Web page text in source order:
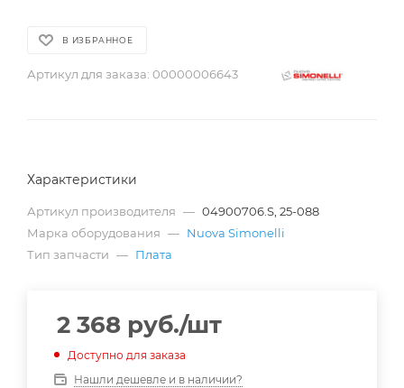
В ИЗБРАННОЕ
Артикул для заказа: 00000006643
Характеристики
Артикул производителя — 04900706.S, 25-088
Марка оборудования — Nuova Simonelli
Тип запчасти — Плата
2 368 руб./шт
Доступно для заказа
Нашли дешевле и в наличии?